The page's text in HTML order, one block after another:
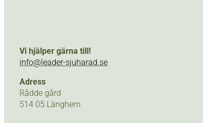
Vi hjälper gärna till!
info@leader-sjuharad.se
Adress
Rådde gård
514 05 Länghem